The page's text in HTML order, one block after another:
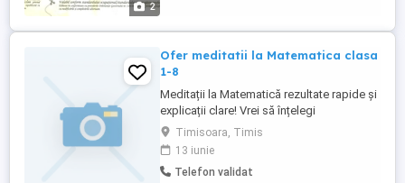
2
Ofer meditatii la Matematica clasa
1-8
Meditații la Matematică rezultate rapide și
explicații clare! Vrei să înțelegi
matematica, nu doar să o înveți pe de
rost? Ofer meditații personalizate pentru:
clasele V VIII (evaluare națională) Ce ofer:
Explicații pe înțelesul tău, pas cu pas
Timisoara, Timis
13 iunie
Telefon validat